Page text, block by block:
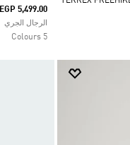
Selected
EGP 5,499.00
الرجال الجري
5 Colours